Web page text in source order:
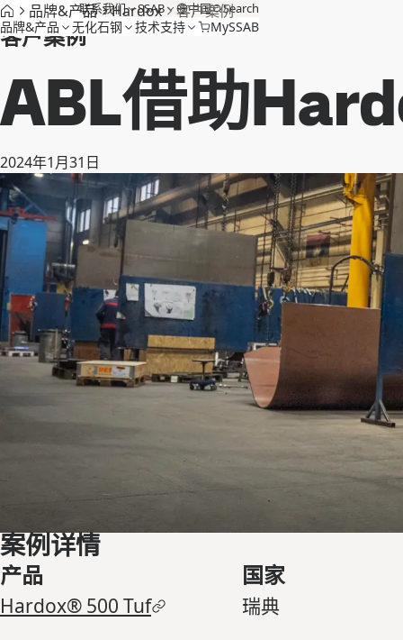
联系我们 SSAB 中国 Search
品牌&产品 无化石钢 技术支持 MySSAB
品牌&产品 Hardox 客户案例
客户案例
ABL借助
2024年1月31日
案例详情
产品
Hardox® 500 Tuf
国家
瑞典